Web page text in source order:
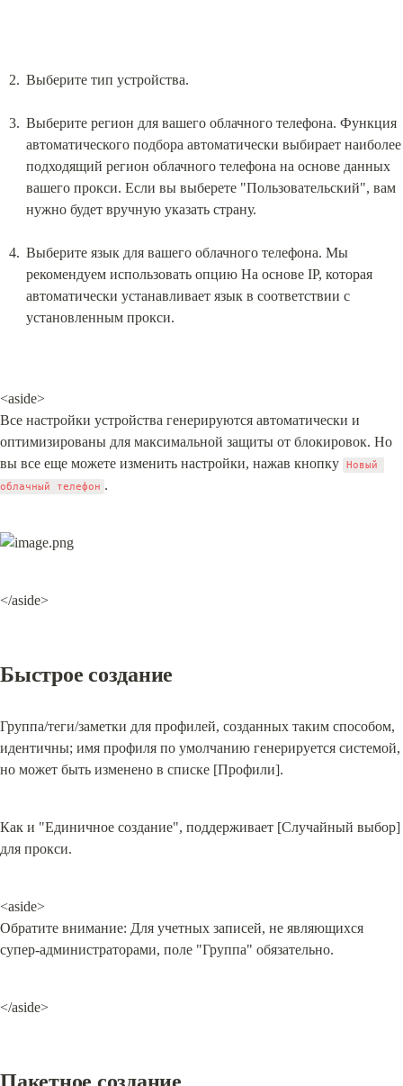
Выберите тип устройства.
Выберите регион для вашего облачного телефона. Функция
автоматического подбора автоматически выбирает наиболее
подходящий регион облачного телефона на основе данных
вашего прокси. Если вы выберете "Пользовательский", вам
нужно будет вручную указать страну.
Выберите язык для вашего облачного телефона. Мы
рекомендуем использовать опцию На основе IP, которая
автоматически устанавливает язык в соответствии с
установленным прокси.
<aside>
Все настройки устройства генерируются автоматически и
оптимизированы для максимальной защиты от блокировок. Но
вы все еще можете изменить настройки, нажав кнопку
Новый
облачный телефон .
</aside>
Быстрое создание
Группа/теги/заметки для профилей, созданных таким способом,
идентичны; имя профиля по умолчанию генерируется системой,
но может быть изменено в списке [Профили].
Как и "Единичное создание", поддерживает [Случайный выбор]
для прокси.
<aside>
Обратите внимание: Для учетных записей, не являющихся
супер-администраторами, поле "Группа" обязательно.
</aside>
Пакетное создание